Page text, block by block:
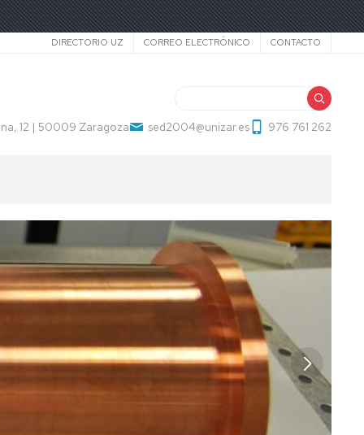
Secundario
DIRECTORIO UZ CORREO ELECTRÓNICO CONTACTO
12 | 50009 Zaragoza sed2004@unizar.es 976 761 262